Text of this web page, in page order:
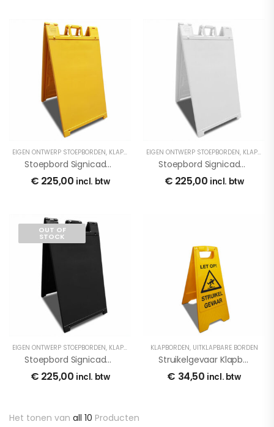
EIGEN ONTWERP STOEPBORDEN, KLAPBORDEN ,MEDEDELINGENBORDEN,STOEPBORDEN
Stoepbord Signicade Geel Dubbelzijdig Bestickerd
€ 225,00 incl. btw
EIGEN ONTWERP STOEPBORDEN, KLAPBORDEN
Stoepbord Signicade Wit Dubbelzijdig Bestickerd
€ 225,00 incl. btw
OUT OF
STOCK
EIGEN ONTWERP STOEPBORDEN, KLAPBORDEN MEDEDELINGENBORDEN,STOEPBORDEN
Stoepbord Signicade Zwart Dubbelzijdig Bestickerd
€ 225,00 incl. btw
KLAPBORDEN, UITKLAPBARE BORDEN
Struikelgevaar Klapbordje
€ 34,50 incl. btw
Het tonen van all 10 Producten